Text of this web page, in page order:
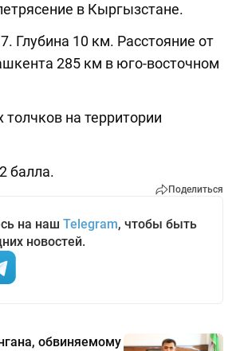
в Кыргызстане.
Глубина 10 км. Расстояние от
285 км в юго-восточном
на территории
балла.
Поделиться
на наш Telegram, чтобы быть
новостей.
обвиняемому